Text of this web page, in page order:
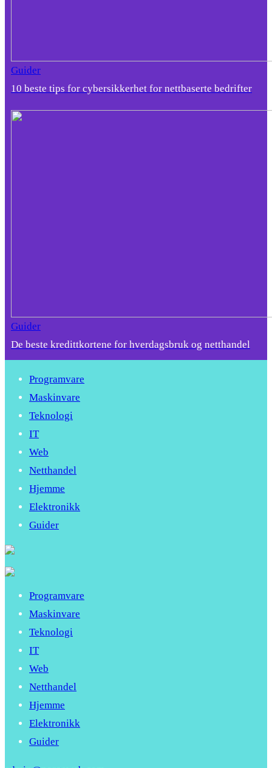
Guider
10 beste tips for cybersikkerhet for nettbaserte bedrifter
Guider
De beste kredittkortene for hverdagsbruk og netthandel
Programvare
Maskinvare
Teknologi
IT
Web
Netthandel
Hjemme
Elektronikk
Guider
Programvare
Maskinvare
Teknologi
IT
Web
Netthandel
Hjemme
Elektronikk
Guider